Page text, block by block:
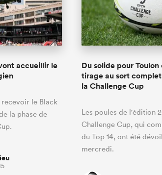
accueillir le
recevoir le Black
la phase de
Du solide pour Toulon
tirage au sort
la Challenge Cup
Les poules de l'édition
Challenge Cup, qui
du Top 14, ont été
mercredi.